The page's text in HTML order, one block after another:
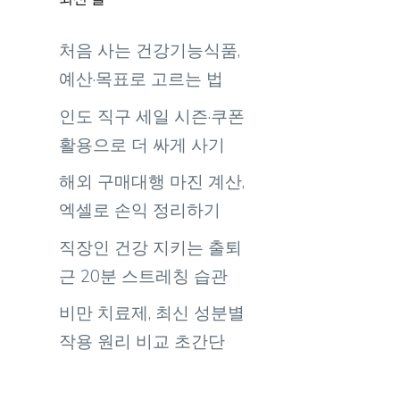
처음 사는 건강기능식품,
예산·목표로 고르는 법
인도 직구 세일 시즌·쿠폰
활용으로 더 싸게 사기
해외 구매대행 마진 계산,
엑셀로 손익 정리하기
직장인 건강 지키는 출퇴
근 20분 스트레칭 습관
비만 치료제, 최신 성분별
작용 원리 비교 초간단